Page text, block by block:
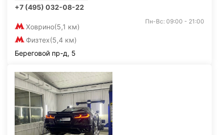
+7 (495) 032-08-22
Ховрино(5,1 км)
Физтех(5,4 км)
Пн-Вс: 09:00 - 21:00
Береговой пр-д, 5